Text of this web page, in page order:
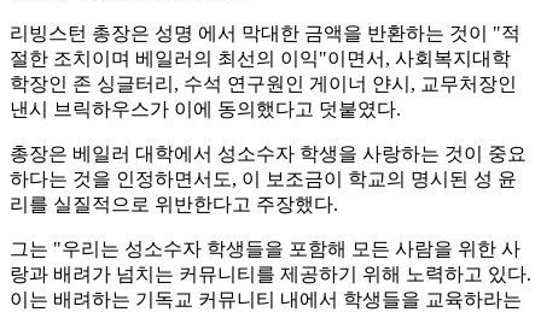
리빙스턴 총장은 성명 에서 막대한 금액을 반환하는 것이 "적
절한 조치이며 베일러의 최선의 이익"이면서, 사회복지대학
학장인 존 싱글터리, 수석 연구원인 게이너 얀시, 교무처장인
낸시 브릭하우스가 이에 동의했다고 덧붙였다.
총장은 베일러 대학에서 성소수자 학생을 사랑하는 것이 중요
하다는 것을 인정하면서도, 이 보조금이 학교의 명시된 성 윤
리를 실질적으로 위반한다고 주장했다.
그는 "우리는 성소수자 학생들을 포함해 모든 사람을 위한 사
랑과 배려가 넘치는 커뮤니티를 제공하기 위해 노력하고 있다.
이는 배려하는 기독교 커뮤니티 내에서 학생들을 교육하라는